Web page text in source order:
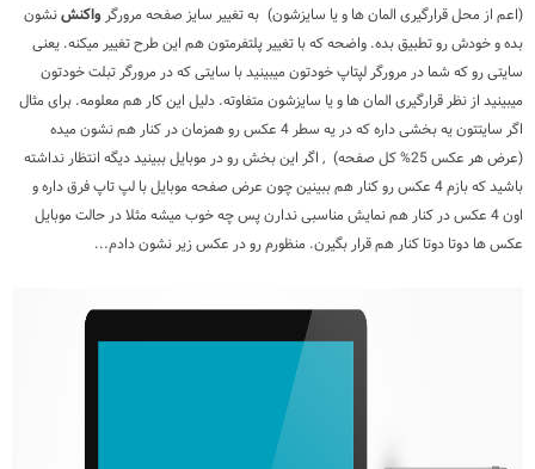
(اعم از محل قرارگیری المان ها و یا سایزشون) به تغییر سایز صفحه مرورگر واکنشنشون
بده و خودش رو تطبیق بده. واضحه که با تغییر پلتفرمتون هم این طرح تغییر میکنه. یعنی
سایتی رو که شما در مرورگر لپتاپ خودتون میبینید با سایتی که در مرورگر تبلت خودتون
میبینید از نظر قرارگیری المان ها و یا سایزشون متفاوته. دلیل این کار هم معلومه. برای مثال
اگر سایتتون یه بخشی داره که در یه سطر 4 عکس رو همزمان در کنار هم نشون میده
(عرض هر عکس 25% کل صفحه) , اگر این بخش رو در موبایل ببینید دیگه انتظار نداشته
باشید که بازم 4 عکس رو کنار هم ببینین چون عرض صفحه موبایل با لپ تاپ فرق داره و
اون 4 عکس در کنار هم نمایش مناسبی ندارن پس چه خوب میشه مثلا در حالت موبایل
عکس ها دوتا دوتا کنار هم قرار بگیرن. منظورم رو در عکس زیر نشون دادم...